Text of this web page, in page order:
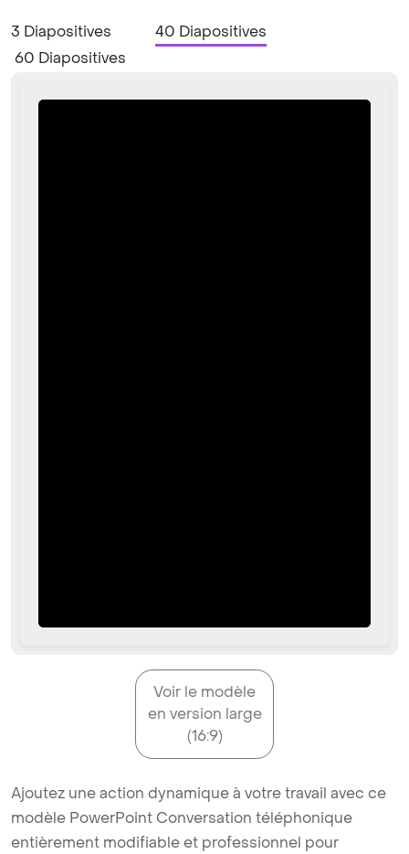
3 Diapositives
40 Diapositives
60 Diapositives
Voir le modèle
en version large
(16:9)
Ajoutez une action dynamique à votre travail avec ce
modèle PowerPoint Conversation téléphonique
entièrement modifiable et professionnel pour